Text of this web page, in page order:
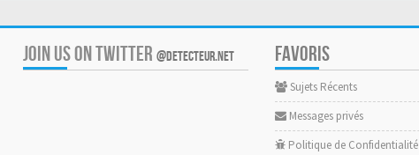
JOIN US ON TWITTER @DETECTEUR.NET FAVORIS
Sujets Récents
Messages privés
Politique de Confidentialité